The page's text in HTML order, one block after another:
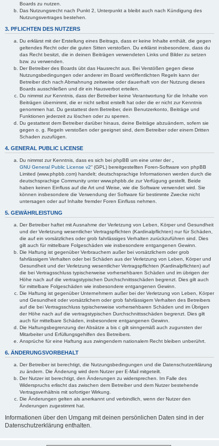
Boards zu nutzen.
Das Nutzungsrecht nach Punkt 2, Unterpunkt a bleibt auch nach Kündigung des
Nutzungsvertrages bestehen.
3. PFLICHTEN DES NUTZERS
Du erklärst mit der Erstellung eines Beitrags, dass er keine Inhalte enthält, die gegen
geltendes Recht oder die guten Sitten verstoßen. Du erklärst insbesondere, dass du
das Recht besitzt, die in deinen Beiträgen verwendeten Links und Bilder zu setzen
bzw. zu verwenden.
Der Betreiber des Boards übt das Hausrecht aus. Bei Verstößen gegen diese
Nutzungsbedingungen oder anderer im Board veröffentlichten Regeln kann der
Betreiber dich nach Abmahnung zeitweise oder dauerhaft von der Nutzung dieses
Boards ausschließen und dir ein Hausverbot erteilen.
Du nimmst zur Kenntnis, dass der Betreiber keine Verantwortung für die Inhalte von
Beiträgen übernimmt, die er nicht selbst erstellt hat oder die er nicht zur Kenntnis
genommen hat. Du gestattest dem Betreiber, dein Benutzerkonto, Beiträge und
Funktionen jederzeit zu löschen oder zu sperren.
Du gestattest dem Betreiber darüber hinaus, deine Beiträge abzuändern, sofern sie
gegen o. g. Regeln verstoßen oder geeignet sind, dem Betreiber oder einem Dritten
Schaden zuzufügen.
4. GENERAL PUBLIC LICENSE
Du nimmst zur Kenntnis, dass es sich bei phpBB um eine unter der „
GNU General Public License v2“ (GPL) bereitgestellten Foren-Software von phpBB
Limited (www.phpbb.com) handelt; deutschsprachige Informationen werden durch die
deutschsprachige Community unter www.phpbb.de zur Verfügung gestellt. Beide
haben keinen Einfluss auf die Art und Weise, wie die Software verwendet wird. Sie
können insbesondere die Verwendung der Software für bestimmte Zwecke nicht
untersagen oder auf Inhalte fremder Foren Einfluss nehmen.
5. GEWÄHRLEISTUNG
Der Betreiber haftet mit Ausnahme der Verletzung von Leben, Körper und Gesundheit
und der Verletzung wesentlicher Vertragspflichten (Kardinalpflichten) nur für Schäden,
die auf ein vorsätzliches oder grob fahrlässiges Verhalten zurückzuführen sind. Dies
gilt auch für mittelbare Folgeschäden wie insbesondere entgangenen Gewinn.
Die Haftung ist gegenüber Verbrauchern außer bei vorsätzlichem oder grob
fahrlässigem Verhalten oder bei Schäden aus der Verletzung von Leben, Körper und
Gesundheit und der Verletzung wesentlicher Vertragspflichten (Kardinalpflichten) auf
die bei Vertragsschluss typischerweise vorhersehbaren Schäden und im übrigen der
Höhe nach auf die vertragstypischen Durchschnittsschäden begrenzt. Dies gilt auch
für mittelbare Folgeschäden wie insbesondere entgangenen Gewinn.
Die Haftung ist gegenüber Unternehmern außer bei der Verletzung von Leben, Körper
und Gesundheit oder vorsätzlichem oder grob fahrlässigem Verhalten des Betreibers
auf die bei Vertragsschluss typischerweise vorhersehbaren Schäden und im Übrigen
der Höhe nach auf die vertragstypischen Durchschnittsschäden begrenzt. Dies gilt
auch für mittelbare Schäden, insbesondere entgangenen Gewinn.
Die Haftungsbegrenzung der Absätze a bis c gilt sinngemäß auch zugunsten der
Mitarbeiter und Erfüllungsgehilfen des Betreibers.
Ansprüche für eine Haftung aus zwingendem nationalem Recht bleiben unberührt.
6. ÄNDERUNGSVORBEHALT
Der Betreiber ist berechtigt, die Nutzungsbedingungen und die Datenschutzerklärung
zu ändern. Die Änderung wird dem Nutzer per E-Mail mitgeteilt.
Der Nutzer ist berechtigt, den Änderungen zu widersprechen. Im Falle des
Widerspruchs erlischt das zwischen dem Betreiber und dem Nutzer bestehende
Vertragsverhältnis mit sofortiger Wirkung.
Die Änderungen gelten als anerkannt und verbindlich, wenn der Nutzer den
Änderungen zugestimmt hat.
Informationen über den Umgang mit deinen persönlichen Daten sind in der
Datenschutzerklärung enthalten.